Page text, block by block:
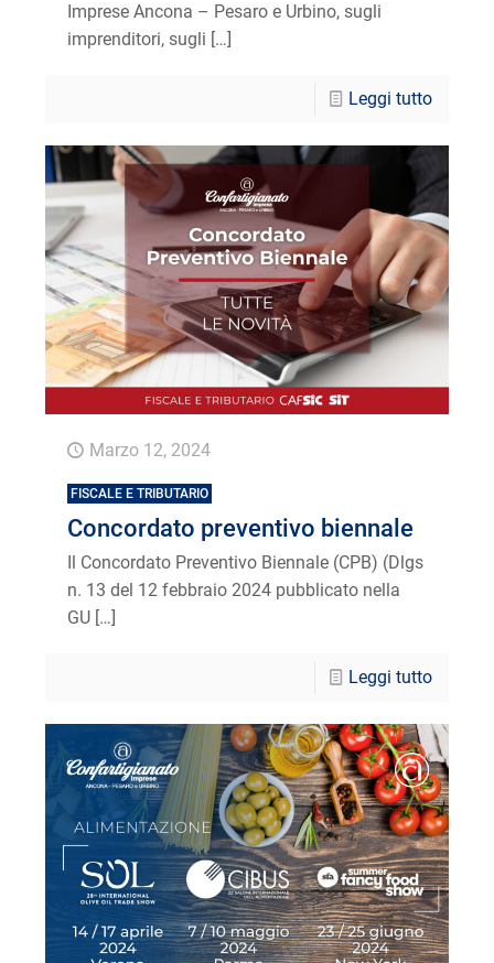
Imprese Ancona – Pesaro e Urbino, sugli
imprenditori, sugli […]
Leggi tutto
Marzo 12, 2024
FISCALE E TRIBUTARIO
Concordato preventivo biennale
Il Concordato Preventivo Biennale (CPB) (Dlgs
n. 13 del 12 febbraio 2024 pubblicato nella
GU[…]
Leggi tutto